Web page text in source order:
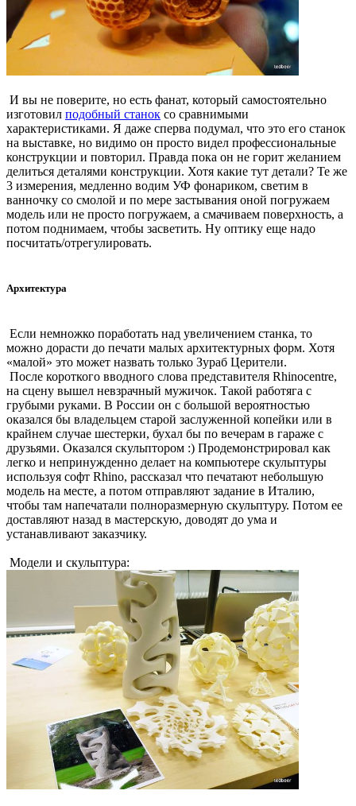
И вы не поверите, но есть фанат, который самостоятельно
изготовил подобный станок со сравнимыми
характеристиками. Я даже сперва подумал, что это его станок
на выставке, но видимо он просто видел профессиональные
конструкции и повторил. Правда пока он не горит желанием
делиться деталями конструкции. Хотя какие тут детали? Те же
3 измерения, медленно водим УФ фонариком, светим в
ванночку со смолой и по мере застывания оной погружаем
модель или не просто погружаем, а смачиваем поверхность, а
потом поднимаем, чтобы засветить. Ну оптику еще надо
посчитать/отрегулировать.
Архитектура
Если немножко поработать над увеличением станка, то
можно дорасти до печати малых архитектурных форм. Хотя
«малой» это может назвать только Зураб Церители.
После короткого вводного слова представителя Rhinocentre,
на сцену вышел невзрачный мужичок. Такой работяга с
грубыми руками. В России он с большой вероятностью
оказался бы владельцем старой заслуженной копейки или в
крайнем случае шестерки, бухал бы по вечерам в гараже с
друзьями. Оказался скульптором :) Продемонстрировал как
легко и непринужденно делает на компьютере скульптуры
используя софт Rhino, рассказал что печатают небольшую
модель на месте, а потом отправляют задание в Италию,
чтобы там напечатали полноразмерную скульптуру. Потом ее
доставляют назад в мастерскую, доводят до ума и
устанавливают заказчику.
Модели и скульптура: